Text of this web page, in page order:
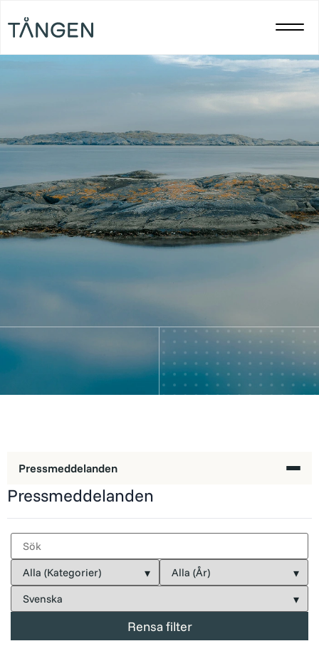
Ägande i Tången​
För investerare
Pressmeddelanden
Aktiedata
Insiderägande
Ägarstruktur
Finansiella mål
Definitioner
Pressmeddelanden
Rensa filter